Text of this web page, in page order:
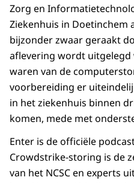
Zorg en
Ziekenhuis in Doetinchem
bijzonder zwaar geraakt
aflevering wordt uitgelegd
waren van de
voorbereiding er
in het ziekenhuis binnen
komen, mede met
Enter is de officiële
Crowdstrike-storing is de
van het NCSC en experts